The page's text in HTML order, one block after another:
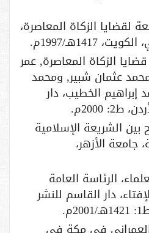
لقضايا الزكاة المعاصرة،
1417هـ/1997م.
الزكاة المعاصرة, عمر
عثمان شبير, ومحمد
الخطيب، دار
2000م.
بين الشريعة الإسلامية
جامعة الأزهر،
الرئاسة العامة
دار القاسم للنشر